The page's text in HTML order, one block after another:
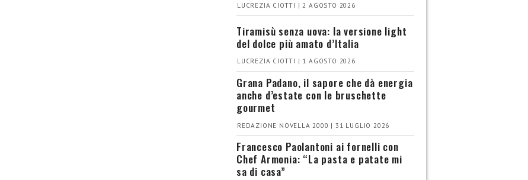
LUCREZIA CIOTTI | 2 AGOSTO 2026
Tiramisù senza uova: la versione light
del dolce più amato d’Italia
LUCREZIA CIOTTI | 1 AGOSTO 2026
Grana Padano, il sapore che dà energia
anche d’estate con le bruschette
gourmet
REDAZIONE NOVELLA 2000 | 31 LUGLIO 2026
Francesco Paolantoni ai fornelli con
Chef Armonia: “La pasta e patate mi
sa di casa”